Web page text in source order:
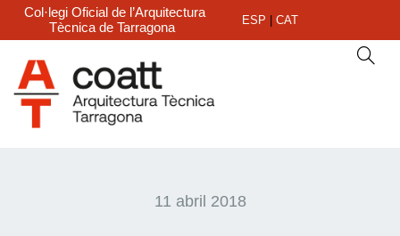
Col·legi Oficial de l’Arquitectura
Tècnica de Tarragona
ESP CAT
11 abril 2018